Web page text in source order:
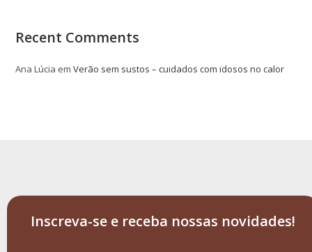
Recent Comments
Ana Lúcia emVerão sem sustos – cuidados com idosos no calor
Inscreva-se e receba nossas novidades!